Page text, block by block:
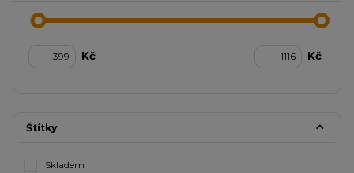
Kč Kč
Štítky
Skladem